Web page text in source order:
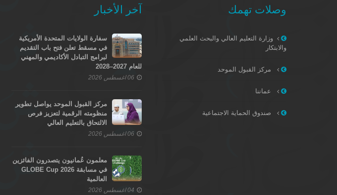
وصلات تهمك
وزارة التعليم العالي والبحث العلمي
والابتكار
مركز القبول الموحد
عماننا
صندوق الحماية الاجتماعية
آخر الأخبار
سفارة الولايات المتحدة الأمريكية
في مسقط تعلن فتح باب التقديم
لبرامج التبادل الأكاديمي والمهني
للعام 2027–2028
06 اغسطس 2026
مركز القبول الموحد يواصل تطوير
منظومته الرقمية لتعزيز فرص
الالتحاق بالتعليم العالي
06 اغسطس 2026
معلمون عُمانيون يتصدرون الفائزين
في مسابقة GLOBE Cup 2026
العالمية
04 اغسطس 2026